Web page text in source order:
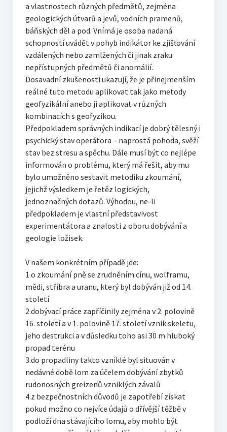
a vlastnostech různých předmětů, zejména
geologických útvarů a jevů, vodních pramenů,
báňských děl a pod. Vnímá je osoba nadaná
schopností uvádět v pohyb indikátor ke zjišťování
vzdálených nebo zamlžených či jinak zraku
nepřístupných předmětů či anomálií.
Dosavadní zkušenosti ukazují, že je přinejmenším
reálné tuto metodu aplikovat tak jako metody
geofyzikální anebo ji aplikovat v různých
kombinacích s geofyzikou.
Předpokladem správných indikací je dobrý tělesný i
psychický stav operátora – naprostá pohoda, svěží
stav bez stresu a spěchu. Dále musí být co nejlépe
informován o problému, který má řešit, aby mu
bylo umožněno sestavit metodiku zkoumání,
jejichž výsledkem je řetěz logických,
jednoznačných dotazů. Výhodou, ne-li
předpokladem je vlastní představivost
experimentátora a znalosti z oboru dobývání a
geologie ložisek.
V našem konkrétním případě jde:
1.o zkoumání pně se zrudněním cínu, wolframu,
mědi, stříbra a uranu, který byl dobýván již od 14.
století
2.dobývací práce zapříčinily zejména v 2. polovině
16. století a v 1. polovině 17. století vznik skeletu,
jeho destrukci a v důsledku toho asi 30 m hluboký
propad terénu
3.do propadliny takto vzniklé byl situován v
nedávné době lom za účelem dobývání zbytků
rudonosných greizenů vzniklých závalů
4.z bezpečnostních důvodů je zapotřebí získat
pokud možno co nejvíce údajů o dřívější těžbě v
podloží dna stávajícího lomu, aby mohlo být